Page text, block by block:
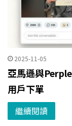
2025-11-05
亞馬遜與
用戶下單
繼續閱讀